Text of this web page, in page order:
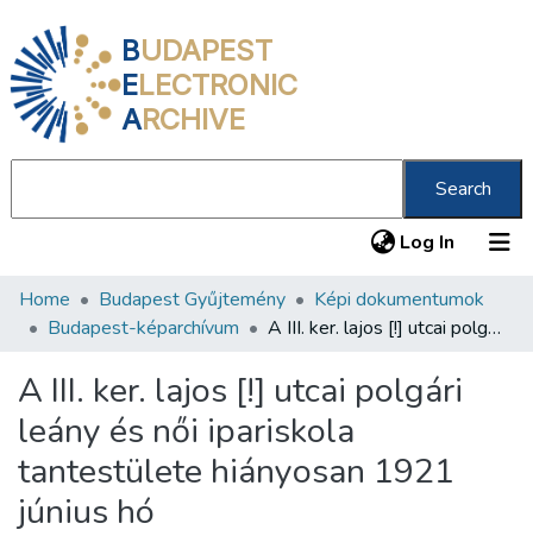
BUDAPEST
ELECTRONIC
ARCHIVE
Search
Log In (current)
Communities & Collections
Statistics
About us
Home Budapest Gyűjtemény
Képi dokumentumok
Budapest-képarchívum
A III. ker. lajos [!] utcai polgári leány és női ipariskola tantestülete hiányosan 1921 június hó
A III. ker. lajos [!] utcai polgári
leány és női ipariskola
tantestülete hiányosan 1921
június hó